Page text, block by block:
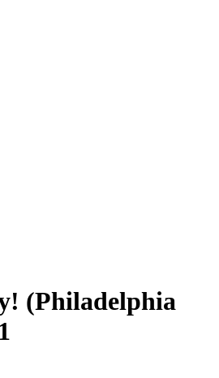
(Philadelphia